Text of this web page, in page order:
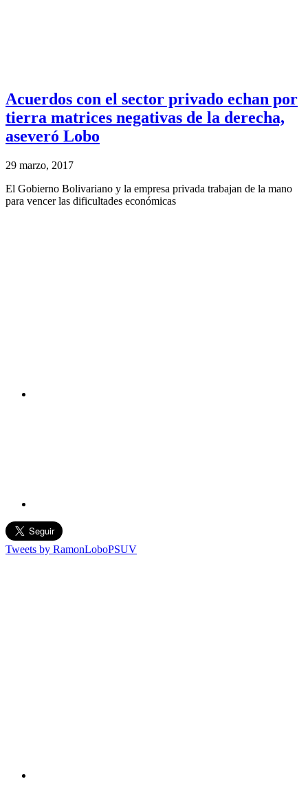
Acuerdos con el sector privado echan por
tierra matrices negativas de la derecha,
aseveró Lobo
29 marzo, 2017
El Gobierno Bolivariano y la empresa privada trabajan de la mano
para vencer las dificultades económicas
Tweets by RamonLoboPSUV